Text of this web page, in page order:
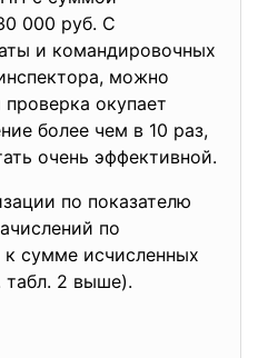
000 руб. С
и командировочных
можно
окупает
более чем в 10 раз,
очень эффективной.
по показателю
по
к сумме исчисленных
табл. 2 выше).